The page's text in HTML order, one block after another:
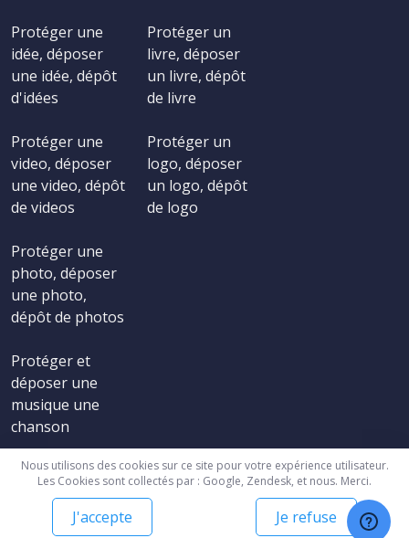
Protéger une
idée, déposer
une idée, dépôt
d'idées
Protéger une
video, déposer
une video, dépôt
de videos
Protéger une
photo, déposer
une photo,
dépôt de photos
Protéger et
déposer une
musique une
chanson
Protéger un
livre, déposer
un livre, dépôt
de livre
Protéger un
logo, déposer
un logo, dépôt
de logo
© Copyright 2001-2026 Copyright.be - Tous droits réservés - CGV
Nous utilisons des cookies sur ce site pour votre expérience utilisateur.
Les Cookies sont collectés par : Google, Zendesk, et nous. Merci.
J'accepte Je refuse